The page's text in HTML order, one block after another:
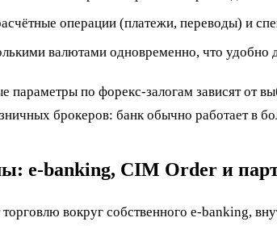
операции (платежи, переводы) и
валютами одновременно, что
параметры по форекс-залогам зависят от
брокеров: банк обычно работает в
e-banking, CIM Order и
вокруг собственного e-banking,